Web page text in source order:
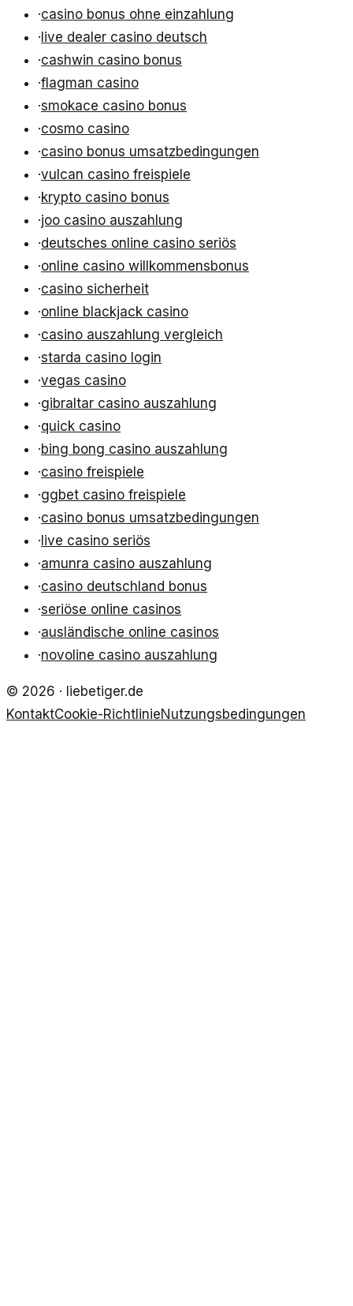
·casino bonus ohne einzahlung
·live dealer casino deutsch
·cashwin casino bonus
·flagman casino
·smokace casino bonus
·cosmo casino
·casino bonus umsatzbedingungen
·vulcan casino freispiele
·krypto casino bonus
·joo casino auszahlung
·deutsches online casino seriös
·online casino willkommensbonus
·casino sicherheit
·online blackjack casino
·casino auszahlung vergleich
·starda casino login
·vegas casino
·gibraltar casino auszahlung
·quick casino
·bing bong casino auszahlung
·casino freispiele
·ggbet casino freispiele
·casino bonus umsatzbedingungen
·live casino seriös
·amunra casino auszahlung
·casino deutschland bonus
·seriöse online casinos
·ausländische online casinos
·novoline casino auszahlung
© 2026 · liebetiger.de
KontaktCookie-RichtlinieNutzungsbedingungen